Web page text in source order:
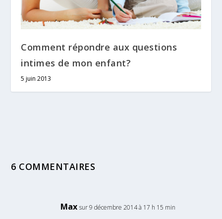
Comment répondre aux questions
intimes de mon enfant?
5 juin 2013
6 COMMENTAIRES
Max sur 9 décembre 2014 à 17 h 15 min